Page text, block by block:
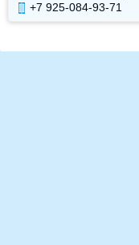
+7 925-084-93-71